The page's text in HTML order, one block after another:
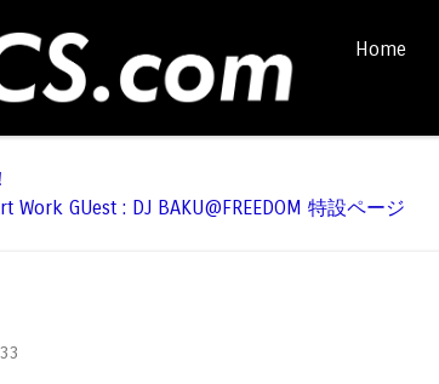
Skip to content
Home
Work GUest : DJ BAKU@FREEDOM 特設ページ